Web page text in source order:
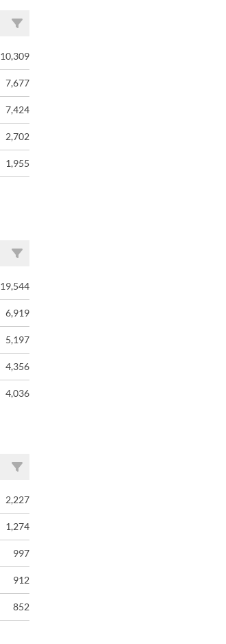
10,309
7,677
7,424
2,702
1,955
19,544
6,919
5,197
4,356
4,036
2,227
1,274
997
912
852